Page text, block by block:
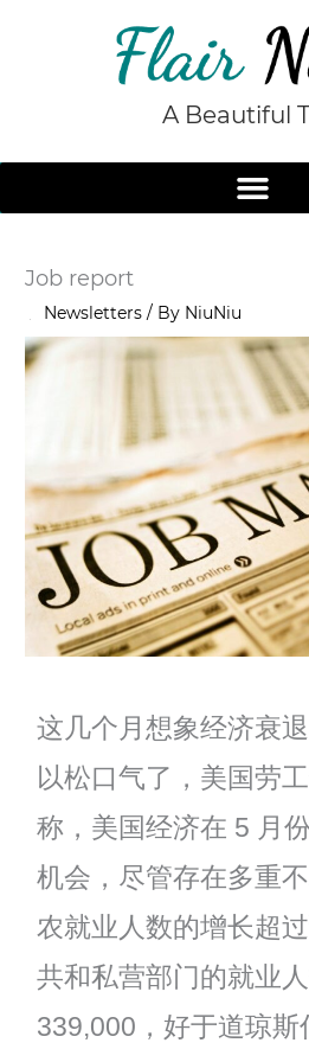
A Beautiful
Job report
Newsletters / By NiuNiu
这几个月想象经济衰
以松口气了，美国劳
称，美国经济在 5 月
机会，尽管存在多重
农就业人数的增长超
共和私营部门的就业
339,000，好于道琼斯